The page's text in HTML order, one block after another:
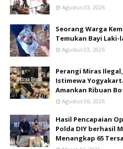
Agustus 03, 2026
Seorang Warga
Temukan Bayi Laki-
Agustus 03, 2026
Perangi Miras
Istimewa
Amankan Ribuan
Agustus 06, 2026
Hasil Pencapaian
Polda DIY berhasil
Menangkap 65